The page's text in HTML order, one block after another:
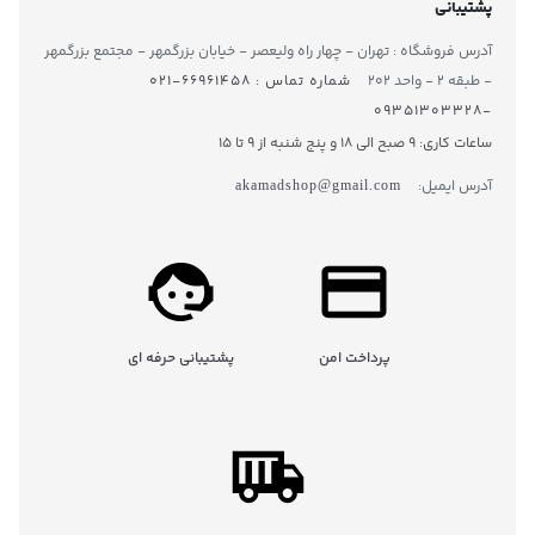
پشتیبانی
آدرس فروشگاه : تهران - چهار راه ولیعصر - خیابان بزرگمهر - مجتمع بزرگمهر
- طبقه ۲ - واحد ۲۰۲
شماره تماس : ۶۶۹۶۱۴۵۸-۰۲۱
-۰۹۳۵۱۳۰۳۳۲۸
ساعات کاری: 9 صبح الی 18 و پنج شنبه از 9 تا ۱5
آدرس ایمیل:
akamadshop@gmail.com
پرداخت امن پشتیبانی حرفه ای